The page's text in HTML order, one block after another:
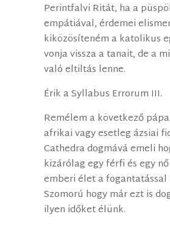
Perintfalvi Ritát, ha a
empátiával, érdemei
kiközösíteném a katolikus
vonja vissza a tanait, de a
való eltiltás lenne.
Érik a Syllabus Errorum III.
Remélem a következő
afrikai vagy esetleg ázsiai
Cathedra dogmává emeli
kizárólag egy férfi és egy
emberi élet a fogantatással
Szomorú hogy már ezt is
ilyen időket élünk.